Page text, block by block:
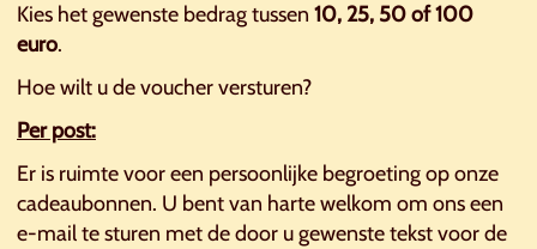
Kies het gewenste bedrag tussen 10, 25, 50 of 100
euro.
Hoe wilt u de voucher versturen?
Per post:
Er is ruimte voor een persoonlijke begroeting op onze
cadeaubonnen. U bent van harte welkom om ons een
e-mail te sturen met de door u gewenste tekst voor de